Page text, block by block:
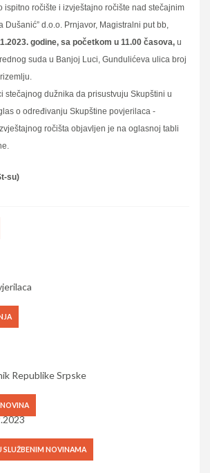
ispitno ročište i izvještajno ročište nad stečajnim
Dušanić” d.o.o. Prnjavor, Magistralni put bb,
godine, sa početkom u 11.00 časova, u
suda u Banjoj Luci, Gundulićeva ulica broj
stečajnog dužnika da prisustvuju Skupštini u
o određivanju Skupštine povjerilaca -
ročišta objavljen je na oglasnoj tabli
su)
Republike Srpske
SLUŽBENIM NOVINAMA